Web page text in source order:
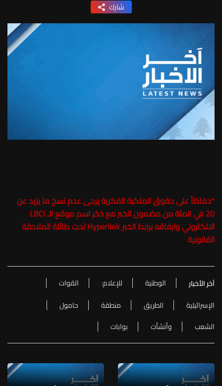
شارك
*حفاظاً على حقوق الملكية الفكرية يرجى عدم نسخ ما يزيد عن
20 في المئة من مضمون الخبر مع ذكر اسم موقع الـ LBCI
الالكتروني وارفاقه برابط الخبر Hyperlink تحت طائلة الملاحقة
القانونية
آخر الأخبار الوطنية للإعلام:
القوات
الإسرائيلية
الطريق منطقة
حامول
الشعب
وأنشأت بوابات